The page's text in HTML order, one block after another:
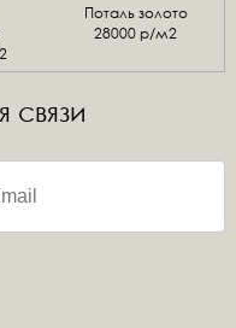
Поталь золото
28000 р/м2
связи